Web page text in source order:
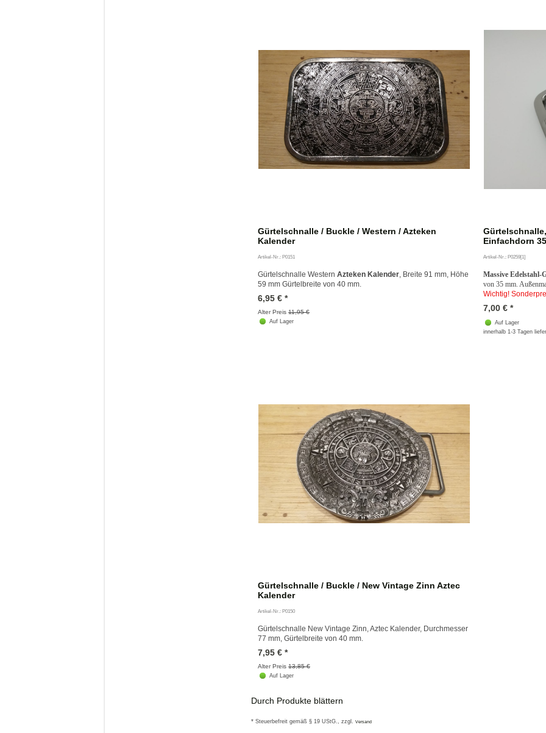
Gürtelschnalle / Buckle / Western / Azteken
Kalender
Artikel-Nr.: P0151
Gürtelschnalle Western Azteken Kalender , Breite 91 mm, Höhe
59 mm Gürtelbreite von 40 mm.
6,95 € *
Alter Preis 11,95 €
Auf Lager
Einfachdorn
Artikel-Nr.: P0259[1]
Massive Edelstahl-
von 35 mm.
Wichtig!
7,00 € *
Auf Lager
innerhalb 1-3 Tagen
Gürtelschnalle / Buckle / New Vintage Zinn Aztec
Kalender
Artikel-Nr.: P0150
Gürtelschnalle New Vintage Zinn, Aztec Kalender, Durchmesser
77 mm, Gürtelbreite von 40 mm.
7,95 € *
Alter Preis 13,85 €
Auf Lager
Durch Produkte blättern
* Steuerbefreit gemäß § 19 UStG., zzgl. Versand